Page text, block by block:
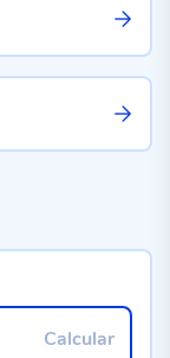
Calcular